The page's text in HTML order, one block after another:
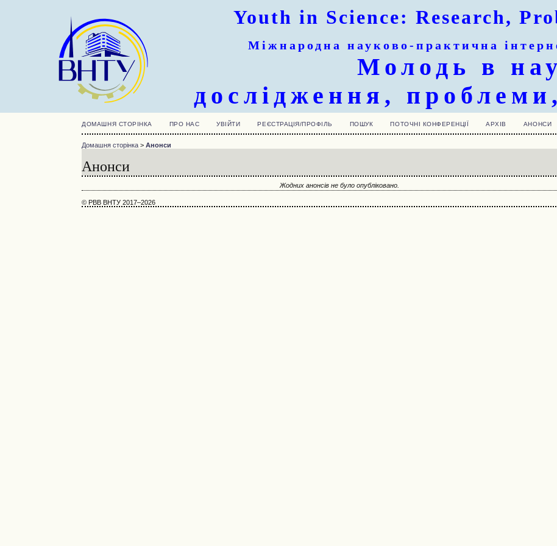
Youth in Science: Research,
Міжнародна науково-практична
Молодь в
дослідження,
ДОМАШНЯ СТОРІНКА ПРО НАС УВІЙТИ РЕЄСТРАЦІЯ/ПРОФІЛЬ ПОШУК ПОТОЧНІ КОНФЕРЕНЦІЇ АРХІВ АНОНСИ
Домашня сторінка >Анонси
Анонси
Жодних анонсів не було опубліковано.
© РВВ ВНТУ 2017–2026